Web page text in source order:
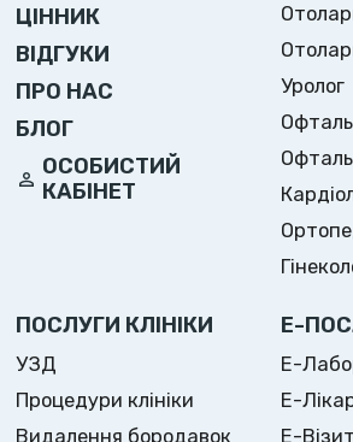
ЦІННИК
ВІДГУКИ
ПРО НАС
БЛОГ
ОСОБИСТИЙ
КАБІНЕТ
Уролог
ПОСЛУГИ КЛІНІКИ
УЗД
Процедури клініки
Видалення бородавок
Е-
Е-
Е-
Е-Візит